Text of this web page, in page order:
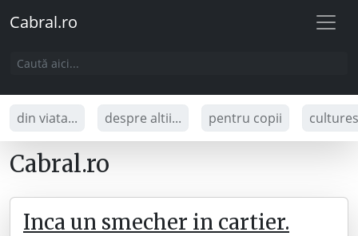
Cabral.ro
din viata... despre altii... pentru copii
Cabral.ro
Inca un smecher in cartier.